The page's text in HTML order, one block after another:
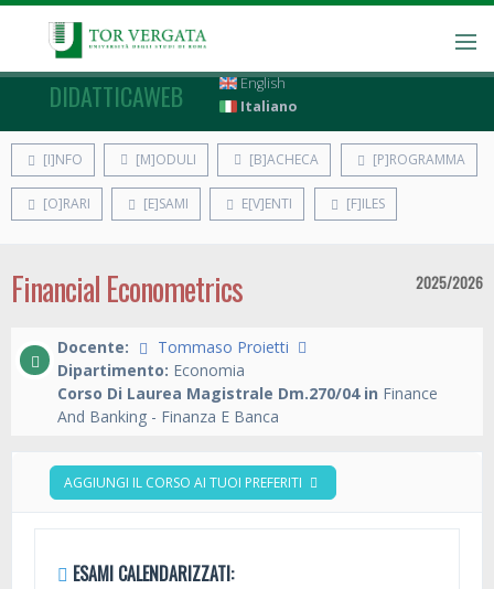
DIDATTICAWEB
English
Italiano
[I]NFO [M]ODULI [B]ACHECA [P]ROGRAMMA
[O]RARI [E]SAMI E[V]ENTI [F]ILES
Financial Econometrics 2025/2026
Docente:
Tommaso Proietti
Dipartimento: Economia
Corso Di Laurea Magistrale Dm.270/04 in Finance
And Banking - Finanza E Banca
AGGIUNGI IL CORSO AI TUOI PREFERITI
ESAMI CALENDARIZZATI: